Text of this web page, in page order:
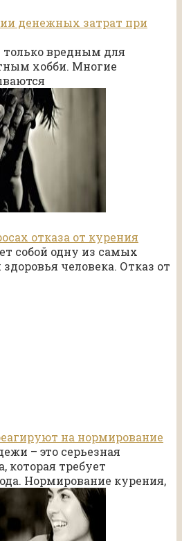
денежных затрат при
только вредным для
хобби. Многие
отказа от курения
собой одну из самых
человека. Отказ от
на нормирование
– это серьезная
которая требует
Нормирование курения,